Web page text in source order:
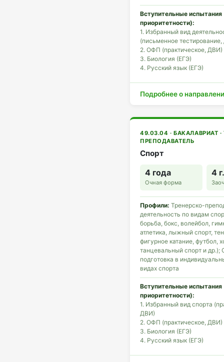
Вступительные испытания
приоритетности):
1. Избранный вид
(письменное
2. ОФП (практическое, ДВИ)
3. Биология (ЕГЭ)
4. Русский язык (ЕГЭ)
Подробнее о
49.03.04 · БАКАЛАВРИАТ ·
ПРЕПОДАВАТЕЛЬ
Спорт
4 года
Очная форма
4
Профили: Тренерско-
деятельность по видам
борьба, бокс, волейбол,
атлетика, лыжный спорт,
фигурное катание, футбол,
танцевальный спорт и др.);
подготовка в
видах спорта
Вступительные испытания
приоритетности):
1. Избранный вид спорта
ДВИ)
2. ОФП (практическое, ДВИ)
3. Биология (ЕГЭ)
4. Русский язык (ЕГЭ)